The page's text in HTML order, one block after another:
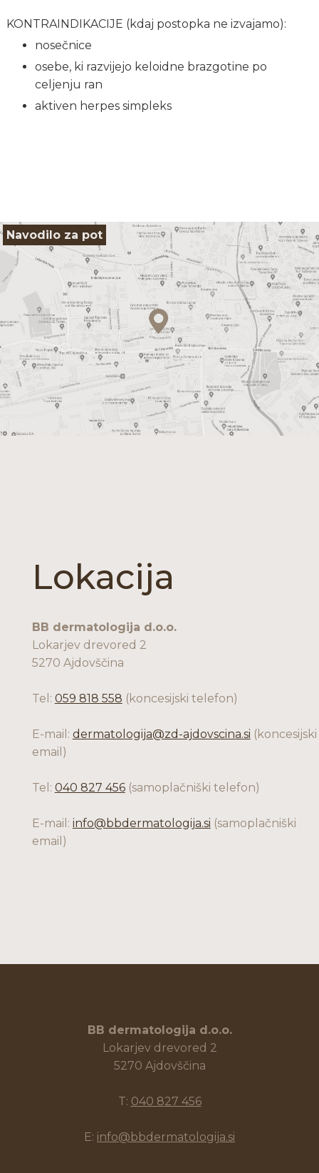
KONTRAINDIKACIJE (kdaj postopka ne izvajamo):
nosečnice
osebe, ki razvijejo keloidne brazgotine po
celjenju ran
aktiven herpes simpleks
Navodilo za pot
Lokacija
BB dermatologija d.o.o.
Lokarjev drevored 2
5270 Ajdovščina
Tel: 059 818 558 (koncesijski telefon)
E-mail: dermatologija@zd-ajdovscina.si (koncesijski
email)
Tel: 040 827 456(samoplačniški telefon)
E-mail: info@bbdermatologija.si (samoplačniški
email)
BB dermatologija d.o.o.
Lokarjev drevored 2
5270 Ajdovščina
T: 040 827 456
E: info@bbdermatologija.si